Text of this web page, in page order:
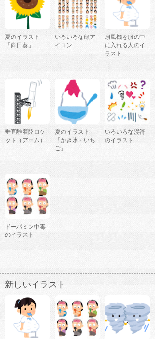
夏のイラスト
「向日葵」
いろいろな顔ア
イコン
扇風機を服の中
に入れる人のイ
ラスト
垂直離着陸ロケ
ット（アーム）
夏のイラスト
「かき氷・いち
ご」
いろいろな漫符
のイラスト
ドーパミン中毒
のイラスト
新しいイラスト